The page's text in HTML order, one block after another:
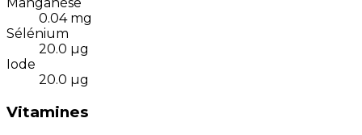
Manganèse
0.04 mg
Sélénium
20.0 µg
Iode
20.0 µg
Vitamines